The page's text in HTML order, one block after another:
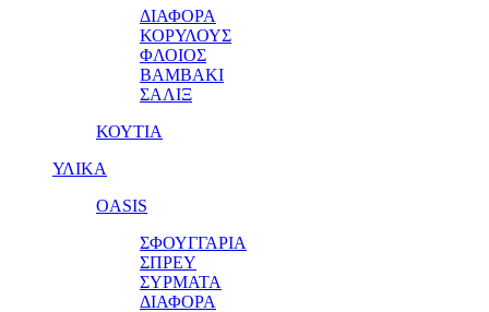
ΔΙΑΦΟΡΑ
ΚΟΡΥΛΟΥΣ
ΦΛΟΙΟΣ
ΒΑΜΒΑΚΙ
ΣΑΛΙΞ
ΚΟΥΤΙΑ
ΥΛΙΚΑ
OASIS
ΣΦΟΥΓΓΑΡΙΑ
ΣΠΡΕΥ
ΣΥΡΜΑΤΑ
ΔΙΑΦΟΡΑ